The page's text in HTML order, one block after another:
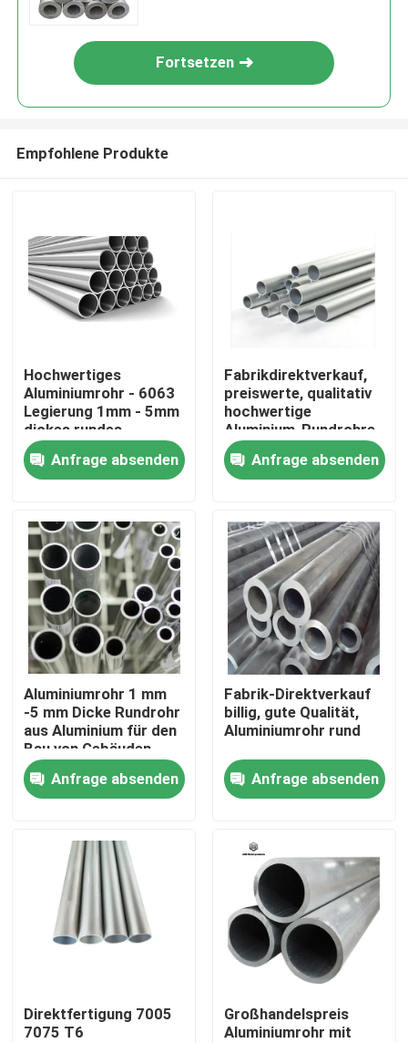
Produkte
Videos
Über uns
Werksbesichtigung
Qualitätskontrolle
Kontakt mit uns
Neuigkeiten
Edelstahl-Platten-Blätter
Fortsetzen
Empfohlene Produkte
Hochwertiges
Aluminiumrohr - 6063
Legierung 1mm - 5mm
dickes rundes
Aluminiumrohr für den
Hochbau
Anfrage absenden
Fabrikdirektverkauf,
preiswerte, qualitativ
hochwertige
Aluminium-Rundrohre
der Serie 3003 für den
Außenbereich
Anfrage absenden
Aluminiumrohr 1 mm
-5 mm Dicke Rundrohr
aus Aluminium für den
Bau von Gebäuden
Anfrage absenden
Fabrik-Direktverkauf
billig, gute Qualität,
Aluminiumrohr rund
Anfrage absenden
Direktfertigung 7005
7075 T6
Großhandelspreis
Aluminiumrohr mit